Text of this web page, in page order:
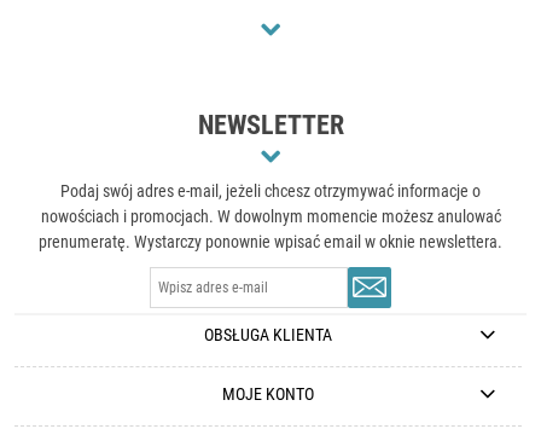
NEWSLETTER
Podaj swój adres e-mail, jeżeli chcesz otrzymywać informacje o
nowościach i promocjach. W dowolnym momencie możesz anulować
prenumeratę. Wystarczy ponownie wpisać email w oknie newslettera.
OBSŁUGA KLIENTA
MOJE KONTO